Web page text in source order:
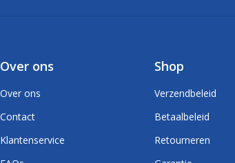
Over ons
Over ons
Contact
Klantenservice
Shop
Verzendbeleid
Betaalbeleid
Retourneren